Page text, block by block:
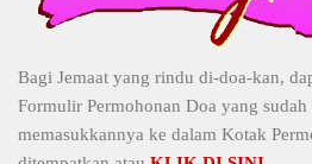
Bagi Jemaat yang rindu di-doa-kan,
Formulir Permohonan Doa yang sudah
memasukkannya ke dalam Kotak